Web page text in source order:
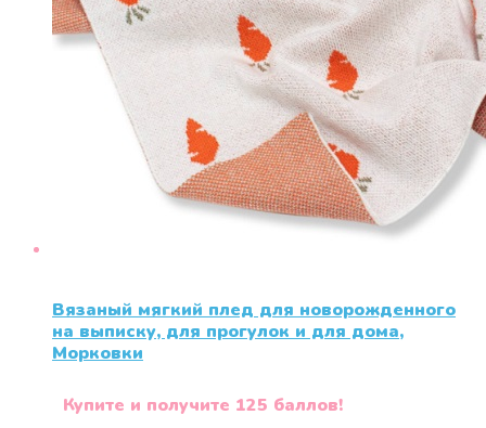
Вязаный мягкий плед для новорожденного
на выписку, для прогулок и для дома,
Морковки
Купите и получите 125 баллов!